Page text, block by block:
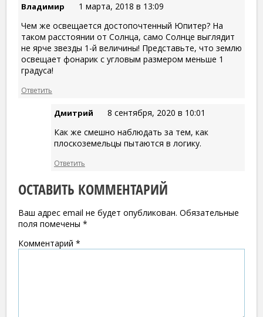
Владимир
1 марта, 2018 в 13:09
Чем же освещается достопочтенный Юпитер? На
таком расстоянии от Солнца, само Солнце выглядит
не ярче звезды 1-й величины! Представьте, что землю
освещает фонарик с угловым размером меньше 1
градуса!
Ответить
Дмитрий
8 сентября, 2020 в 10:01
Как же смешно наблюдать за тем, как
плоскоземельцы пытаются в логику.
Ответить
ОСТАВИТЬ КОММЕНТАРИЙ
Ваш адрес email не будет опубликован. Обязательные
поля помечены *
Комментарий *